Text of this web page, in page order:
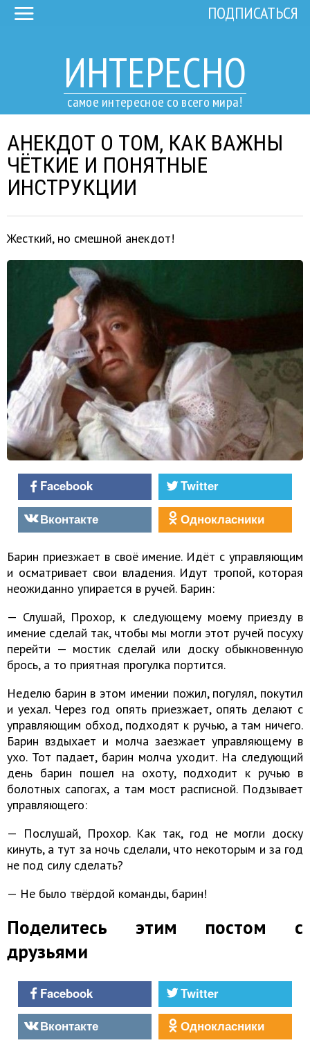
ИНТЕРЕСНО
самое интересное со всего мира!
ПОДПИСАТЬСЯ
АНЕКДОТ О ТОМ, КАК ВАЖНЫ
ЧЁТКИЕ И ПОНЯТНЫЕ
ИНСТРУКЦИИ
Жесткий, но смешной анекдот!
Facebook
Twitter
Вконтакте
Однокласники
Барин приезжает в своё имение. Идёт с управляющим
и осматривает свои владения. Идут тропой, которая
неожиданно упирается в ручей. Барин:
— Слушай, Прохор, к следующему моему приезду в
имение сделай так, чтобы мы могли этот ручей посуху
перейти — мостик сделай или доску обыкновенную
брось, а то приятная прогулка портится.
Неделю барин в этом имении пожил, погулял, покутил
и уехал. Через год опять приезжает, опять делают с
управляющим обход, подходят к ручью, а там ничего.
Барин вздыхает и молча заезжает управляющему в
ухо. Тот падает, барин молча уходит. На следующий
день барин пошел на охоту, подходит к ручью в
болотных сапогах, а там мост расписной. Подзывает
управляющего:
— Послушай, Прохор. Как так, год не могли доску
кинуть, а тут за ночь сделали, что некоторым и за год
не под силу сделать?
— Не было твёрдой команды, барин!
Поделитесь этим постом с
друзьями
Facebook
Twitter
Вконтакте
Однокласники